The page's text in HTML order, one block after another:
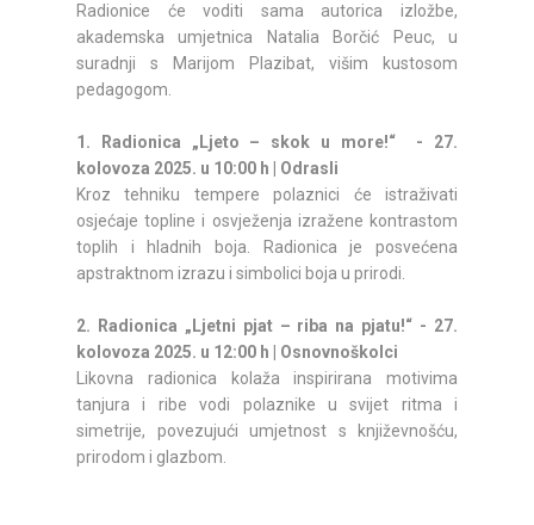
Radionice će voditi sama autorica izložbe,
akademska umjetnica Natalia Borčić Peuc, u
suradnji s Marijom Plazibat, višim kustosom
pedagogom.
1. Radionica „Ljeto – skok u more!“ - 27.
kolovoza 2025. u 10:00 h | Odrasli
Kroz tehniku tempere polaznici će istraživati
osjećaje topline i osvježenja izražene kontrastom
toplih i hladnih boja. Radionica je posvećena
apstraktnom izrazu i simbolici boja u prirodi.
2. Radionica „Ljetni pjat – riba na pjatu!“ - 27.
kolovoza 2025. u 12:00 h | Osnovnoškolci
Likovna radionica kolaža inspirirana motivima
tanjura i ribe vodi polaznike u svijet ritma i
simetrije, povezujući umjetnost s književnošću,
prirodom i glazbom.